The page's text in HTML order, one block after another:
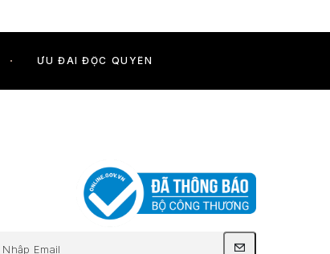
ƯU ĐÃI ĐỘC QUYỀN